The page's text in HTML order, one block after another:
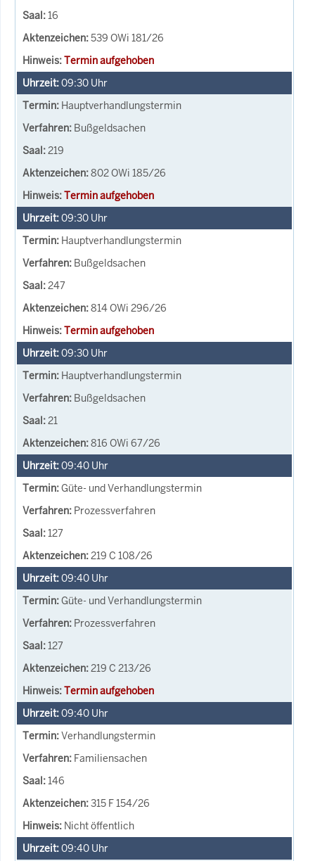
16
539 OWi 181/26
Termin aufgehoben
09:30 Uhr
Hauptverhandlungstermin
Bußgeldsachen
219
802 OWi 185/26
Termin aufgehoben
09:30 Uhr
Hauptverhandlungstermin
Bußgeldsachen
247
814 OWi 296/26
Termin aufgehoben
09:30 Uhr
Hauptverhandlungstermin
Bußgeldsachen
21
816 OWi 67/26
09:40 Uhr
Güte- und Verhandlungstermin
Prozessverfahren
127
219 C 108/26
09:40 Uhr
Güte- und Verhandlungstermin
Prozessverfahren
127
219 C 213/26
Termin aufgehoben
09:40 Uhr
Verhandlungstermin
Familiensachen
146
315 F 154/26
Nicht öffentlich
09:40 Uhr